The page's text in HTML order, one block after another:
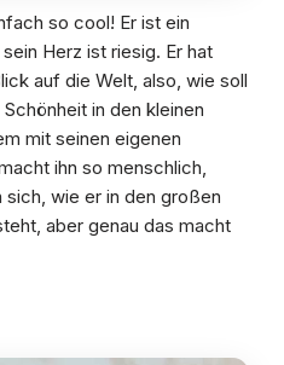
so cool! Er ist ein
Herz ist riesig. Er hat
auf die Welt, also, wie soll
in den kleinen
mit seinen eigenen
ihn so menschlich,
wie er in den großen
aber genau das macht